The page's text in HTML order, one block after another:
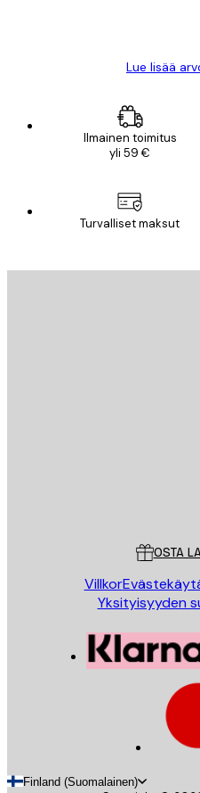
Lue lisää
Ilmainen toimitus
yli 59 €
Turvalliset maksut
OSTA
Villkor
Yksityisyyden
Finland (Suomalainen)